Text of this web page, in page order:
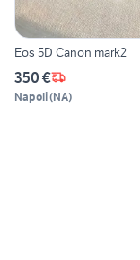
Eos 5D Canon mark2
350 €
Napoli(NA)